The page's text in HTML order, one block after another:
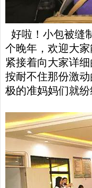
好啦！小包被缝
个晚年，欢迎大
紧接着向大家详
按耐不住那份激
极的准妈妈们就